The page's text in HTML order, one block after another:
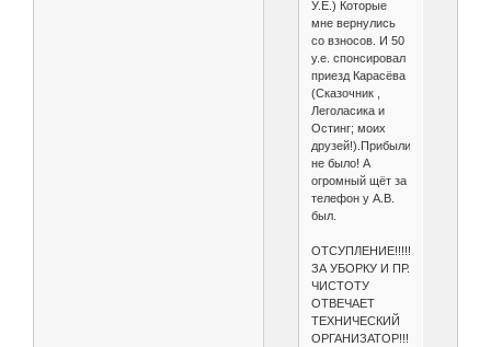
У.Е.) Которые
мне вернулись
со взносов. И 50
у.е. спонсировал
приезд Карасёва
(Сказочник ,
Леголасика и
Остинг; моих
друзей!).Прибыли
не было! А
огромный щёт за
телефон у А.В.
был.
ЗА УБОРКУ И ПР.
ЧИСТОТУ
ОТВЕЧАЕТ
ТЕХНИЧЕСКИЙ
ОРГАНИЗАТОР!!!